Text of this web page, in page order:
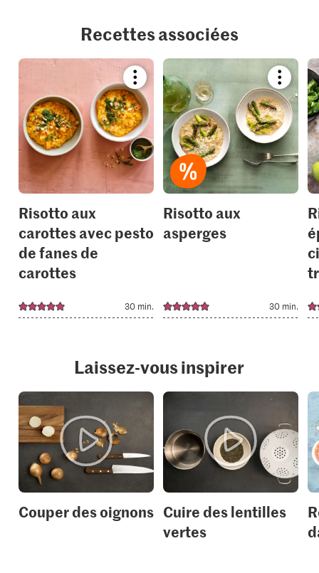
Recettes associées
Bookmark
recipe
or
add
it
to
your
collections.
Risotto aux
carottes avec pesto
de fanes de
carottes
30 min.
recipe
or
add
it
to
Risotto aux
asperges
30 min.
Laissez-vous inspirer
Couper des oignons Cuire des lentilles
vertes